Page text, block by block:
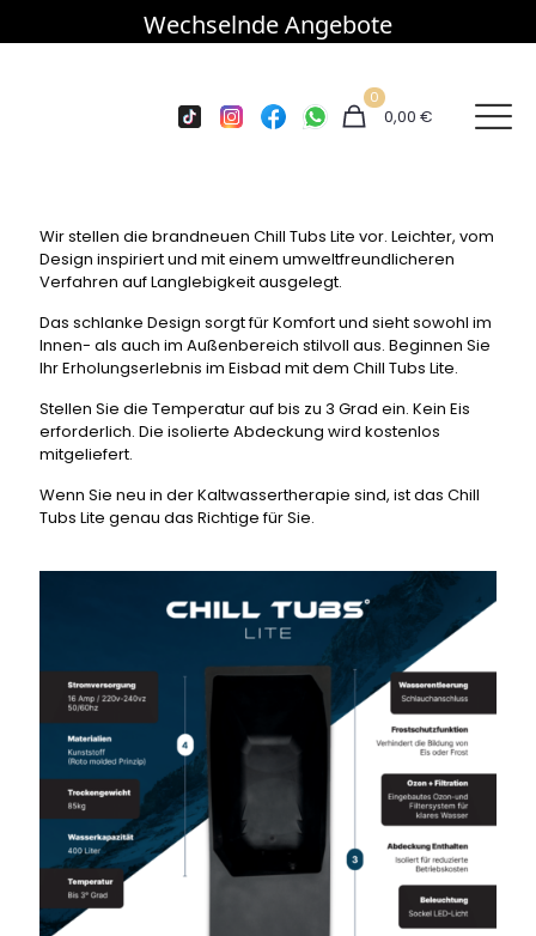
Wechselnde Angebote
0
0,00 €
Wir stellen die brandneuen Chill Tubs Lite vor. Leichter, vom
Design inspiriert und mit einem umweltfreundlicheren
Verfahren auf Langlebigkeit ausgelegt.
Das schlanke Design sorgt für Komfort und sieht sowohl im
Innen- als auch im Außenbereich stilvoll aus. Beginnen Sie
Ihr Erholungserlebnis im Eisbad mit dem Chill Tubs Lite.
Stellen Sie die Temperatur auf bis zu 3 Grad ein. Kein Eis
erforderlich. Die isolierte Abdeckung wird kostenlos
mitgeliefert.
Wenn Sie neu in der Kaltwassertherapie sind, ist das Chill
Tubs Lite genau das Richtige für Sie.